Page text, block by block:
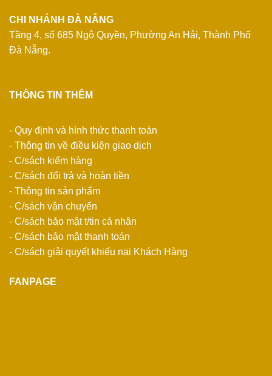
CHI NHÁNH ĐÀ NẴNG
Tầng 4, số 685 Ngô Quyền, Phường An Hải, Thành Phố
Đà Nẵng.
THÔNG TIN THÊM
- Quy định và hình thức thanh toán
- Thông tin về điều kiện giao dịch
- C/sách kiểm hàng
- C/sách đổi trả và hoàn tiền
- Thông tin sản phẩm
- C/sách vận chuyển
- C/sách bảo mật t/tin cá nhân
- C/sách bảo mật thanh toán
- C/sách giải quyết khiếu nại Khách Hàng
FANPAGE